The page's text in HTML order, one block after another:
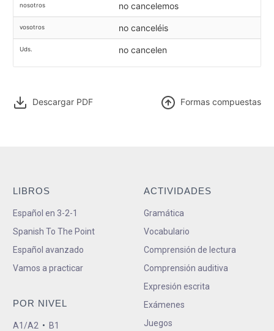
nosotros no cancelemos
vosotros no canceléis
Uds. no cancelen
Descargar PDF Formas compuestas
LIBROS
Español en 3-2-1
Spanish To The Point
Español avanzado
Vamos a practicar
POR NIVEL
A1/A2 • B1
ACTIVIDADES
Gramática
Vocabulario
Comprensión de lectura
Comprensión auditiva
Expresión escrita
Exámenes
Juegos